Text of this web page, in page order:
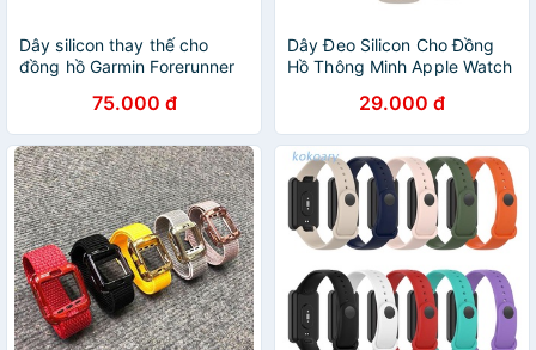
Dây silicon thay thế cho
đồng hồ Garmin Forerunner
75.000 đ
Dây Đeo Silicon Cho Đồng
Hồ Thông Minh Apple Watch
29.000 đ